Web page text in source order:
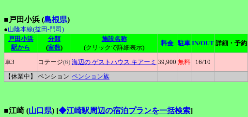
■戸田小浜 (島根県)
●山陰本線(益田-門司)
戸田小浜
駅から
分類
(室数)
施設名称
(クリックで詳細表示)
料金 駐車 IN/OUT 詳細・予約
車3 コテージ(6) 海辺の ゲストハウス キアーミ 39,900 無料 16/10
【休業中】
ペンション ペンション族
■江崎 (山口県) [◆江崎駅周辺の宿泊プランを一括検索]